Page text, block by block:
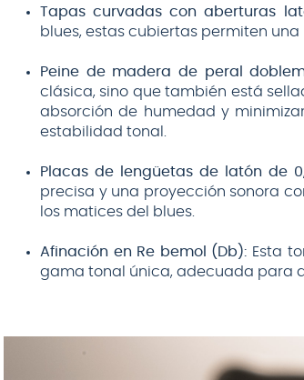
Tapas curvadas con aberturas
blues, estas cubiertas permiten
Peine de madera de peral
clásica, sino que también está
absorción de humedad y
estabilidad tonal.
Placas de lengüetas de latón de
precisa y una proyección sonora
los matices del blues.
Afinación en Re bemol (Db): Esta
gama tonal única, adecuada para